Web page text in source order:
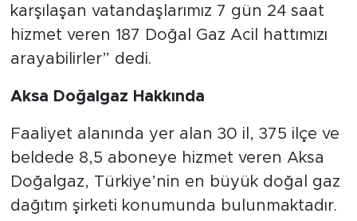
karşılaşan vatandaşlarımız 7 gün 24 saat
hizmet veren 187 Doğal Gaz Acil hattımızı
arayabilirler” dedi.
Aksa Doğalgaz Hakkında
Faaliyet alanında yer alan 30 il, 375 ilçe ve
beldede 8,5 aboneye hizmet veren Aksa
Doğalgaz, Türkiye’nin en büyük doğal gaz
dağıtım şirketi konumunda bulunmaktadır.